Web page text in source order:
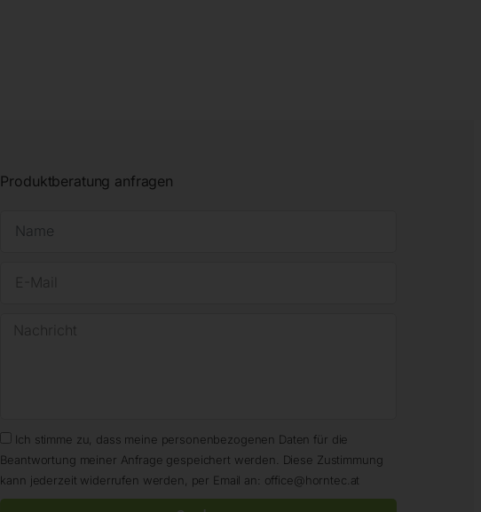
Produktberatung anfragen
Ich stimme zu, dass meine personenbezogenen Daten für die
Beantwortung meiner Anfrage gespeichert werden. Diese Zustimmung
kann jederzeit widerrufen werden, per Email an: office@horntec.at